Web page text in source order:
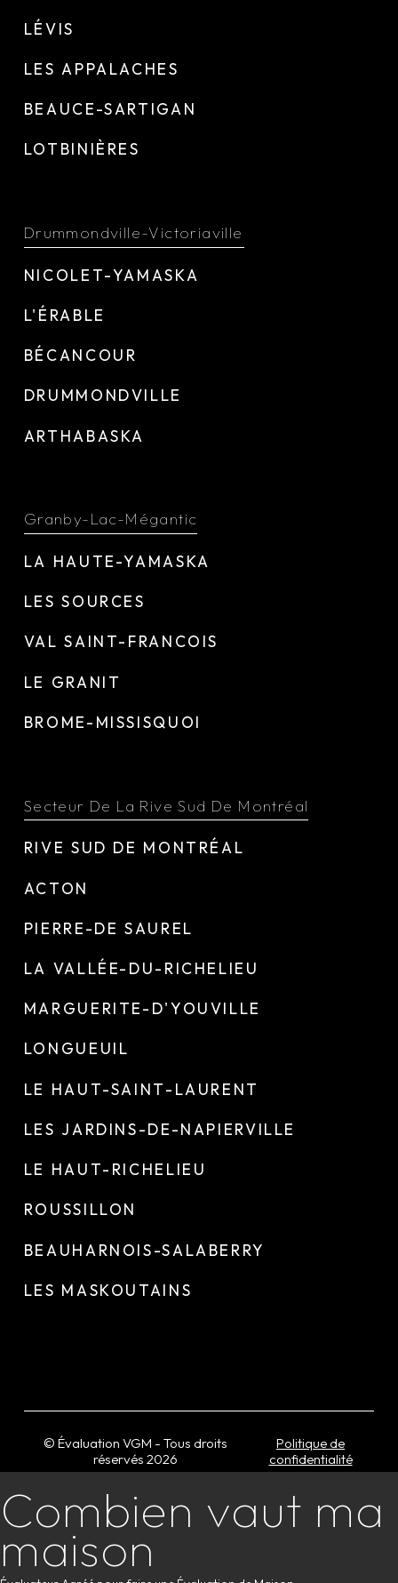
LÉVIS
LES APPALACHES
BEAUCE-SARTIGAN
LOTBINIÈRES
Drummondville-Victoriaville
NICOLET-YAMASKA
L'ÉRABLE
BÉCANCOUR
DRUMMONDVILLE
ARTHABASKA
Granby-Lac-Mégantic
LA HAUTE-YAMASKA
LES SOURCES
VAL SAINT-FRANCOIS
LE GRANIT
BROME-MISSISQUOI
Secteur De La Rive Sud De Montréal
RIVE SUD DE MONTRÉAL
ACTON
PIERRE-DE SAUREL
LA VALLÉE-DU-RICHELIEU
MARGUERITE-D'YOUVILLE
LONGUEUIL
LE HAUT-SAINT-LAURENT
LES JARDINS-DE-NAPIERVILLE
LE HAUT-RICHELIEU
ROUSSILLON
BEAUHARNOIS-SALABERRY
LES MASKOUTAINS
© Évaluation VGM - Tous droits
réservés 2026
Politique de
confidentialité
Combien vaut ma
maison